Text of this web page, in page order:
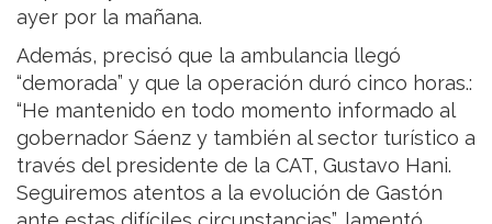
ayer por la mañana.
Además, precisó que la ambulancia llegó
“demorada” y que la operación duró cinco horas.:
“He mantenido en todo momento informado al
gobernador Sáenz y también al sector turístico a
través del presidente de la CAT, Gustavo Hani.
Seguiremos atentos a la evolución de Gastón